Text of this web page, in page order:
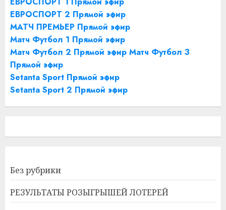
ЕВРОСПОРТ 2 Прямой эфир
МАТЧ ПРЕМЬЕР Прямой эфир
Матч Футбол 1 Прямой эфир
Матч Футбол 2 Прямой эфир Матч Футбол 3
Прямой эфир
Setanta Sport Прямой эфир
Setanta Sport 2 Прямой эфир
Без рубрики
РЕЗУЛЬТАТЫ РОЗЫГРЫШЕЙ ЛОТЕРЕЙ